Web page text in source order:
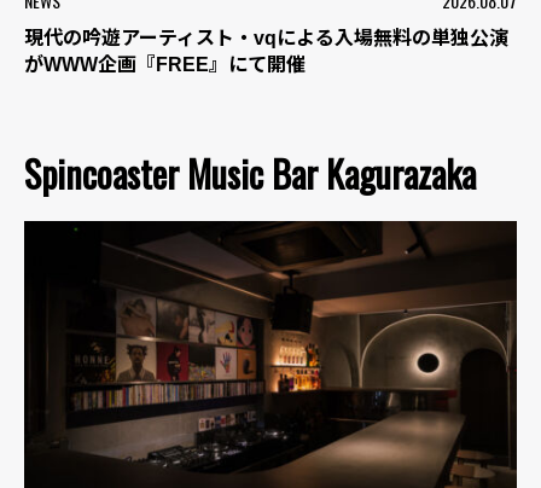
現代の吟遊アーティスト・vqによる入場無料の単独公演
がWWW企画『FREE』にて開催
Spincoaster Music Bar Kagurazaka